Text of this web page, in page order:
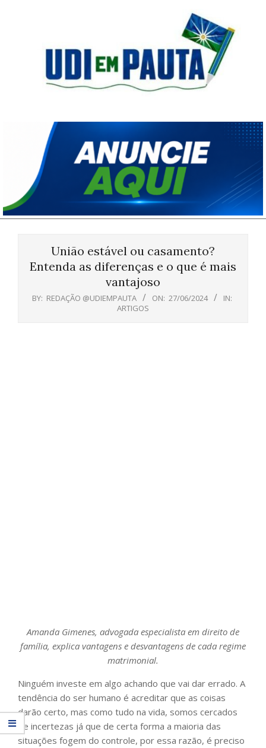
Pauta
União estável ou casamento?
Entenda as diferenças e o que é mais
vantajoso
BY: REDAÇÃO @UDIEMPAUTA ON: 27/06/2024
IN:
ARTIGOS
Amanda Gimenes, advogada especialista em direito de
família, explica vantagens e desvantagens de cada regime
matrimonial.
Ninguém investe em algo achando que vai dar errado. A
tendência do ser humano é acreditar que as coisas
darão certo, mas como tudo na vida, somos cercados
de incertezas já que de certa forma a maioria das
situações fogem do controle, por essa razão, é preciso